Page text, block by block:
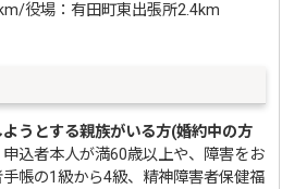
役場：有田町東出張所2.4km
うとする親族がいる方(婚約中の方
込者本人が満60歳以上や、障害をお
帳の1級から4級、精神障害者保健福